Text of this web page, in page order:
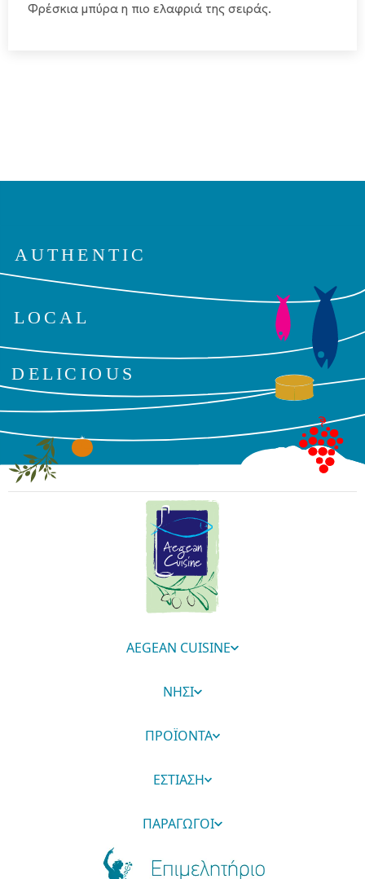
Φρέσκια μπύρα η πιο ελαφριά της σειράς.
AEGEAN CUISINE
ΝΗΣΙ
ΠΡΟΪΟΝΤΑ
ΕΣΤΙΑΣΗ
ΠΑΡΑΓΩΓΟΙ